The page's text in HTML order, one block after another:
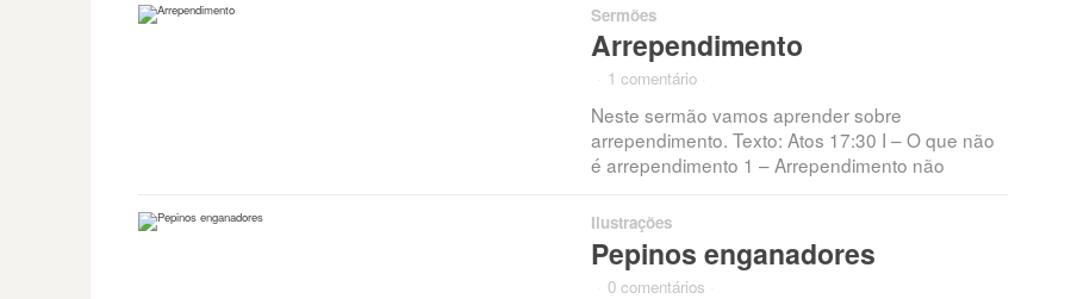
Sermões
Arrependimento
1 comentário
Neste sermão vamos aprender sobre
arrependimento. Texto: Atos 17:30 I – O que não
é arrependimento 1 – Arrependimento não
Ilustrações
Pepinos enganadores
0 comentários